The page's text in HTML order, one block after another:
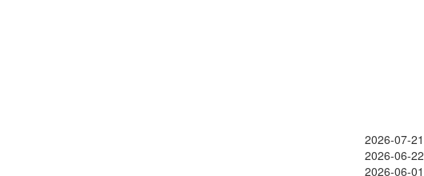
2026-07-21
2026-06-22
2026-06-01